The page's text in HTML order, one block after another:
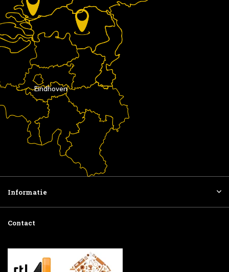
Eindhoven
Informatie
Contact